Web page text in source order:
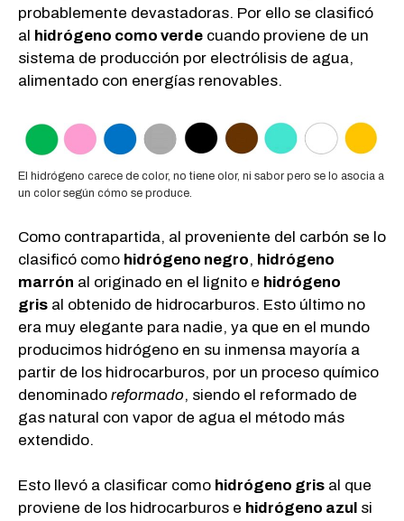
probablemente devastadoras. Por ello se clasificó
al hidrógeno como verde cuando proviene de un
sistema de producción por electrólisis de agua,
alimentado con energías renovables.
El hidrógeno carece de color, no tiene olor, ni sabor pero se lo asocia a
un color según cómo se produce.
Como contrapartida, al proveniente del carbón se lo
clasificó como hidrógeno negro, hidrógeno
marrón al originado en el lignito e hidrógeno
gris al obtenido de hidrocarburos. Esto último no
era muy elegante para nadie, ya que en el mundo
producimos hidrógeno en su inmensa mayoría a
partir de los hidrocarburos, por un proceso químico
denominado reformado, siendo el reformado de
gas natural con vapor de agua el método más
extendido.
Esto llevó a clasificar como hidrógeno gris al que
proviene de los hidrocarburos e hidrógeno azul si